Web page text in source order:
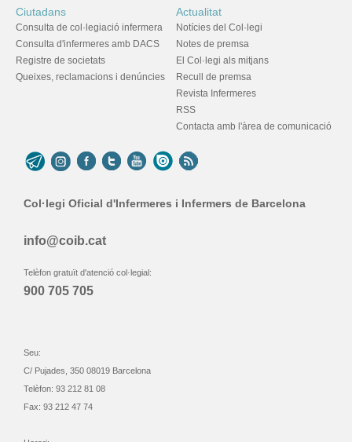
Ciutadans
Consulta de col·legiació infermera
Consulta d'infermeres amb DACS
Registre de societats
Queixes, reclamacions i denúncies
Actualitat
Notícies del Col·legi
Notes de premsa
El Col·legi als mitjans
Recull de premsa
Revista Infermeres
RSS
Contacta amb l'àrea de comunicació
Col·legi Oficial d'Infermeres i Infermers de Barcelona
info@coib.cat
Telèfon gratuït d'atenció col·legial:
900 705 705
Seu:
C/ Pujades, 350 08019 Barcelona
Telèfon: 93 212 81 08
Fax: 93 212 47 74